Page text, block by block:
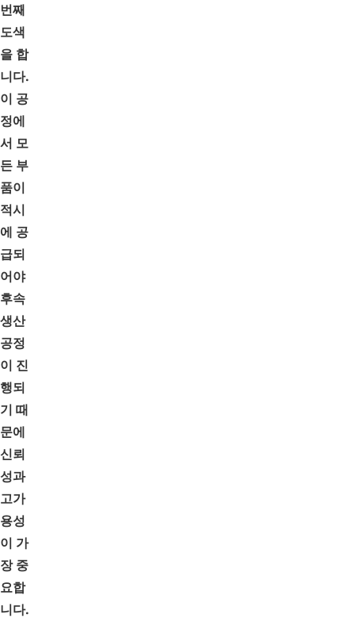
번째
도색
을 합
니다.
이 공
정에
서 모
든 부
품이
적시
에 공
급되
어야
후속
생산
공정
이 진
행되
기 때
문에
신뢰
성과
고가
용성
이 가
장 중
요합
니다.